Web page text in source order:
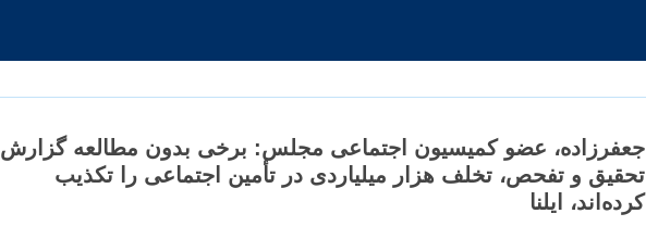
جعفرزاده، عضو کميسيون اجتماعی مجلس: برخی بدون مطالعه گزارش
تحقيق و تفحص، تخلف هزار ميلياردی در تأمين اجتماعی را تکذيب
کرده‌اند، ايلنا